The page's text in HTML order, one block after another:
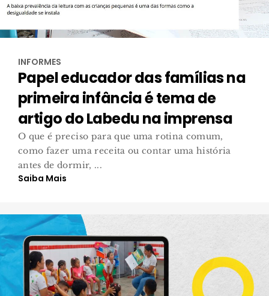
INFORMES
Papel educador das famílias na
primeira infância é tema de
artigo do Labedu na imprensa
O que é preciso para que uma rotina comum,
como fazer uma receita ou contar uma história
antes de dormir, ...
Saiba Mais